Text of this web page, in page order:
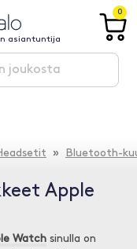
asiantuntija
0
» Bluetooth-
Apple
Watch sinulla on